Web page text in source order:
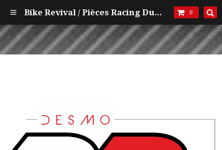
Bike Revival / Pièces Racing Ducati et mécanique 0